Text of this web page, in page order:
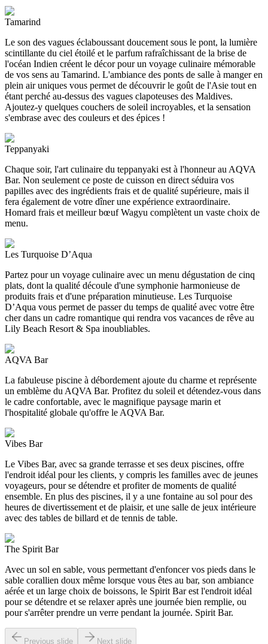
Tamarind
Le son des vagues éclaboussant doucement sous le pont, la lumière
scintillante du ciel étoilé et le parfum rafraîchissant de la brise de
l'océan Indien créent le décor pour un voyage culinaire mémorable
de vos sens au Tamarind. L'ambiance des ponts de salle à manger en
plein air uniques vous permet de découvrir le goût de l'Asie tout en
étant perché au-dessus des vagues clapoteuses des Maldives.
Ajoutez-y quelques couchers de soleil incroyables, et la sensation
s'embrase avec des couleurs et des épices !
Teppanyaki
Chaque soir, l'art culinaire du teppanyaki est à l'honneur au AQVA
Bar. Non seulement ce poste de cuisson en direct séduira vos
papilles avec des ingrédients frais et de qualité supérieure, mais il
fera également de votre dîner une expérience extraordinaire.
Homard frais et meilleur bœuf Wagyu complètent un vaste choix de
menu.
Les Turquoise D’Aqua
Partez pour un voyage culinaire avec un menu dégustation de cinq
plats, dont la qualité découle d'une symphonie harmonieuse de
produits frais et d'une préparation minutieuse. Les Turquoise
D’Aqua vous permet de passer du temps de qualité avec votre être
cher dans un cadre romantique qui rendra vos vacances de rêve au
Lily Beach Resort & Spa inoubliables.
AQVA Bar
La fabuleuse piscine à débordement ajoute du charme et représente
un emblème du AQVA Bar. Profitez du soleil et détendez-vous dans
le cadre confortable, avec le magnifique paysage marin et
l'hospitalité globale qu'offre le AQVA Bar.
Vibes Bar
Le Vibes Bar, avec sa grande terrasse et ses deux piscines, offre
l'endroit idéal pour les clients, y compris les familles avec de jeunes
voyageurs, pour se détendre et profiter de moments de qualité
ensemble. En plus des piscines, il y a une fontaine au sol pour des
heures de divertissement et de plaisir, et une salle de jeux intérieure
avec des tables de billard et de tennis de table.
The Spirit Bar
Avec un sol en sable, vous permettant d'enfoncer vos pieds dans le
sable corallien doux même lorsque vous êtes au bar, son ambiance
aérée et un large choix de boissons, le Spirit Bar est l'endroit idéal
pour se détendre et se relaxer après une journée bien remplie, ou
pour s'arrêter prendre un verre pendant la journée. Spirit Bar.
Previous slide Next slide